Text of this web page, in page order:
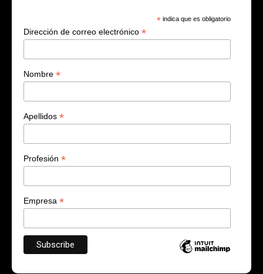
* indica que es obligatorio
Dirección de correo electrónico *
Nombre *
Apellidos *
Profesión *
Empresa *